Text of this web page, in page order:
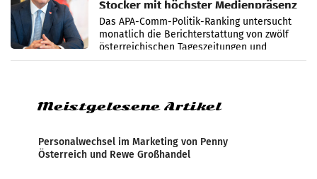
Stocker mit höchster Medienpräsenz
im Juli
Das APA-Comm-Politik-Ranking untersucht
monatlich die Berichterstattung von zwölf
österreichischen Tageszeitungen und
analysiert, welche Politikerinnen und
Meistgelesene Artikel
Personalwechsel im Marketing von Penny
Österreich und Rewe Großhandel